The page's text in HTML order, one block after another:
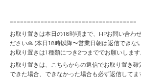
=====================================
お取り置きは本日の18時頃まで、HPお問い合わ
ださい🙏 (本日18時以降〜営業日朝は返信できな
お取り置きは1種類につき2つまででお願いしま
お取り置きは、こちらからの返信でお取り置き
できた場合、できなかった場合も必ず返信して